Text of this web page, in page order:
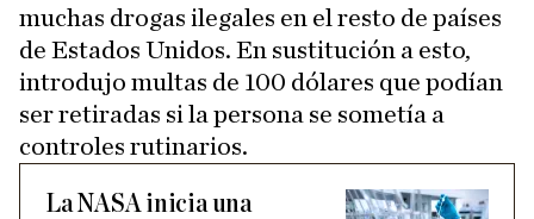
muchas drogas ilegales en el resto de países
de Estados Unidos. En sustitución a esto,
introdujo multas de 100 dólares que podían
ser retiradas si la persona se sometía a
controles rutinarios.
La NASA inicia una